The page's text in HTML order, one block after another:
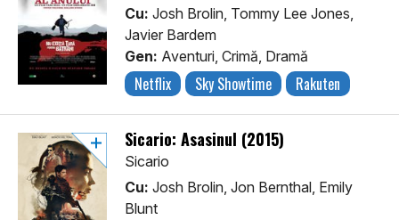
Cu: Josh Brolin, Tommy Lee Jones,
Javier Bardem
Gen: Aventuri, Crimă, Dramă
Netflix Sky Showtime Rakuten
Sicario: Asasinul (2015)
Sicario
Cu: Josh Brolin, Jon Bernthal, Emily
Blunt